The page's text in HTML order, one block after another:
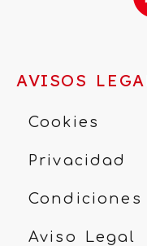
AVISOS
Cookies
Privacidad
Aviso Legal